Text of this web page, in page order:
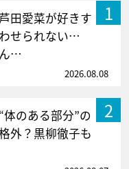
1
田愛菜が好きす
せられない…
ん…
2026.08.08
2
体のある部分”の
外？黒柳徹子も